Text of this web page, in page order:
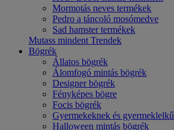
Mormotás neves termékek
Pedro a táncoló mosómedve
Sad hamster termékek
Mutass mindent Trendek
Bögrék
Állatos bögrék
Álomfogó mintás bögrék
Designer bögrék
Fényképes bögre
Focis bögrék
Gyermekeknek és
Halloween mintás bögrék